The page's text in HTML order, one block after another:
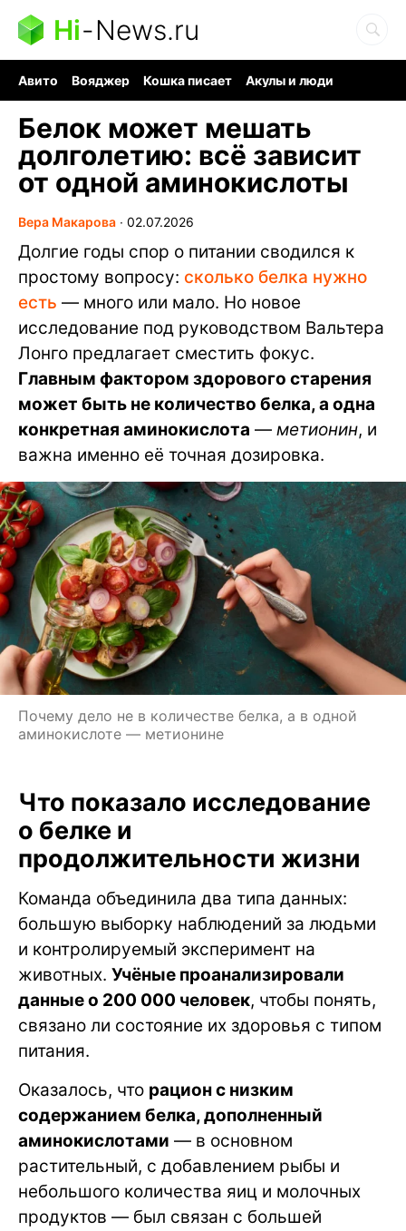
Hi-News.ru
Авито Вояджер Кошка писает
Акулы и люди
Белок может мешать
долголетию: всё зависит
от одной аминокислоты
Вера Макарова ∙ 02.07.2026
Долгие годы спор о питании сводился к
простому вопросу: сколько белка нужно
есть — много или мало. Но новое
исследование под руководством Вальтера
Лонго предлагает сместить фокус.
Главным фактором здорового старения
может быть не количество белка, а одна
конкретная аминокислота — метионин, и
важна именно её точная дозировка.
Почему дело не в количестве белка, а в одной
аминокислоте — метионине
Что показало исследование
о белке и
продолжительности жизни
Команда объединила два типа данных:
большую выборку наблюдений за людьми
и контролируемый эксперимент на
животных. Учёные проанализировали
данные о 200 000 человек, чтобы понять,
связано ли состояние их здоровья с типом
питания.
Оказалось, что рацион с низким
содержанием белка, дополненный
аминокислотами — в основном
растительный, с добавлением рыбы и
небольшого количества яиц и молочных
продуктов — был связан с большей